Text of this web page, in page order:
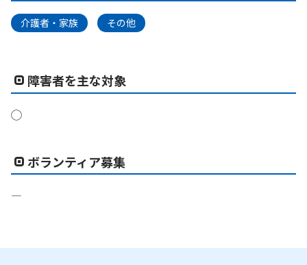
介護者・家族 その他
障害者を主な対象
◯
ボランティア募集
―